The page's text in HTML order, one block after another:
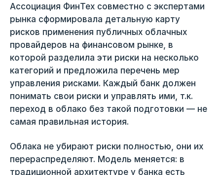
Ассоциация ФинТех совместно с экспертами
рынка сформировала детальную карту
рисков применения публичных облачных
провайдеров на финансовом рынке, в
которой разделила эти риски на несколько
категорий и предложила перечень мер
управления рисками. Каждый банк должен
понимать свои риски и управлять ими, т.к.
переход в облако без такой подготовки — не
самая правильная история.
Облака не убирают риски полностью, они их
перераспределяют. Модель меняется: в
традиционной архитектуре у банка есть